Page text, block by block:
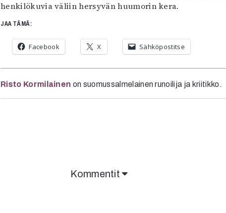
henkilökuvia väliin hersyvän huumorin kera.
JAA TÄMÄ:
Facebook X Sähköpostitse
Risto Kormilainen on suomussalmelainen runoilija ja kriitikko.
Kommentit